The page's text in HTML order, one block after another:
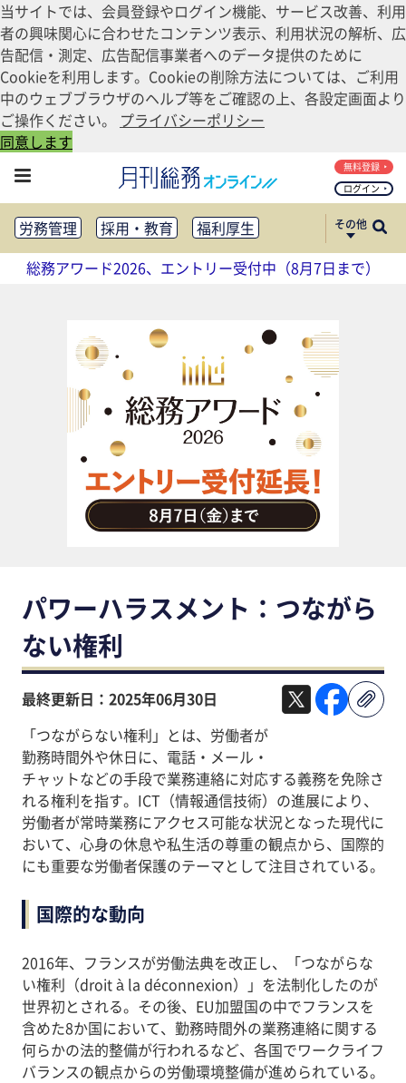
当サイトでは、会員登録やログイン機能、サービス改善、利用
者の興味関心に合わせたコンテンツ表示、利用状況の解析、広
告配信・測定、広告配信事業者へのデータ提供のために
Cookieを利用します。Cookieの削除方法については、ご利用
中のウェブブラウザのヘルプ等をご確認の上、各設定画面より
ご操作ください。 プライバシーポリシー
同意します
ログイン
無料登録
労務管理 採用・教育
福利厚生
健康経営
働き方改革
法務・コンプライアンス
社外・社内広報
社外・社内コミュニケーション活性化
FM・オフィス移転
CSR・SDGs
テクノロジー活用・DX
助成金・補助金・コスト削減
アウトソーシング・BPO
調査・レポート
その他
総務アワード2026、エントリー受付中（8月7日まで）
パワーハラスメント：つながら
ない権利
最終更新日：2025年06月30日
「つながらない権利」とは、労働者が
勤務時間外や休日に、電話・メール・
チャットなどの手段で業務連絡に対応する義務を免除さ
れる権利を指す。ICT（情報通信技術）の進展により、
労働者が常時業務にアクセス可能な状況となった現代に
おいて、心身の休息や私生活の尊重の観点から、国際的
にも重要な労働者保護のテーマとして注目されている。
国際的な動向
2016年、フランスが労働法典を改正し、「つながらな
い権利（droit à la déconnexion）」を法制化したのが
世界初とされる。その後、EU加盟国の中でフランスを
含めた8か国において、勤務時間外の業務連絡に関する
何らかの法的整備が行われるなど、各国でワークライフ
バランスの観点からの労働環境整備が進められている。